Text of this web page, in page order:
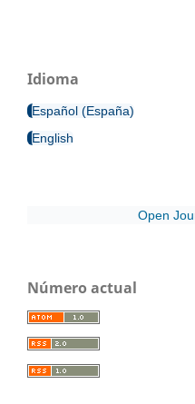
Idioma
Español (España)
English
Open
Número actual